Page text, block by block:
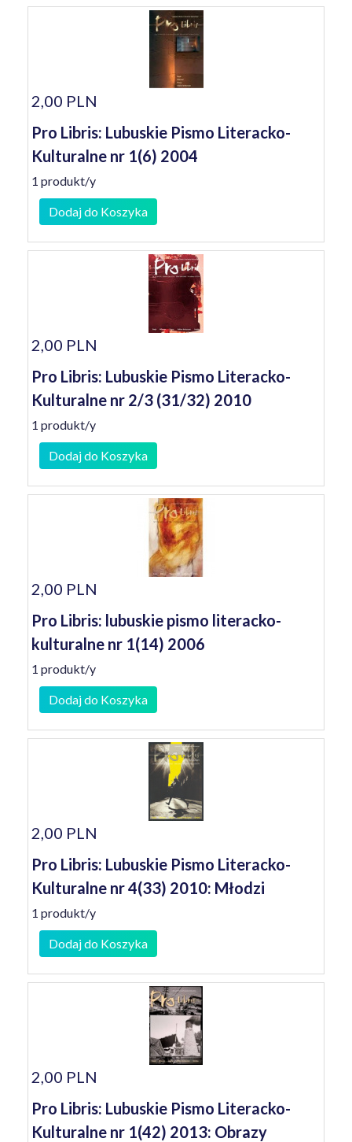
2,00 PLN
Pro Libris: Lubuskie Pismo Literacko-
Kulturalne nr 1(6) 2004
1 produkt/y
Dodaj do Koszyka
2,00 PLN
Pro Libris: Lubuskie Pismo Literacko-
Kulturalne nr 2/3 (31/32) 2010
1 produkt/y
Dodaj do Koszyka
2,00 PLN
Pro Libris: lubuskie pismo literacko-
kulturalne nr 1(14) 2006
1 produkt/y
Dodaj do Koszyka
2,00 PLN
Pro Libris: Lubuskie Pismo Literacko-
Kulturalne nr 4(33) 2010: Młodzi
1 produkt/y
Dodaj do Koszyka
2,00 PLN
Pro Libris: Lubuskie Pismo Literacko-
Kulturalne nr 1(42) 2013: Obrazy